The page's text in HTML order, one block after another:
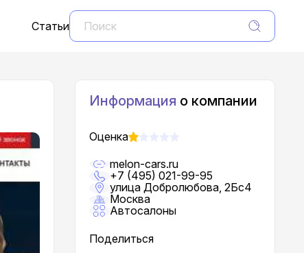
Статьи
Информация о компании
Оценка
melon-cars.ru
+7 (495) 021-99-95
улица Добролюбова, 2Бс4
Москва
Автосалоны
Поделиться